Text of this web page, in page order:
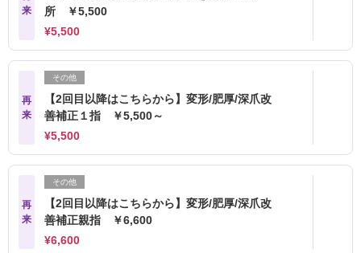
来
所 ￥5,500
¥5,500
再
来
その他
【2回目以降はこちらから】変形/肥厚/深爪改
善補正１指 ￥5,500～
¥5,500
再
来
その他
【2回目以降はこちらから】変形/肥厚/深爪改
善補正親指 ￥6,600
¥6,600